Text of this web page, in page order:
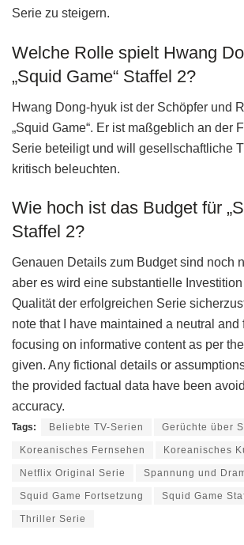
Serie zu steigern.
Welche Rolle spielt Hwang
„Squid Game“ Staffel 2?
Hwang Dong-hyuk ist der Schöpfer und
„Squid Game“. Er ist maßgeblich an der
Serie beteiligt und will gesellschaftliche
kritisch beleuchten.
Wie hoch ist das Budget für
Staffel 2?
Genauen Details zum Budget sind noch
aber es wird eine substantielle
Qualität der erfolgreichen Serie
note that I have maintained a neutral
focusing on informative content as per
given. Any fictional details or
the provided factual data have been
accuracy.
Tags: Beliebte TV-Serien Gerüchte über
Koreanisches Fernsehen Koreanisches
Netflix Original Serie Spannung und
Squid Game Fortsetzung Squid Game
Thriller Serie